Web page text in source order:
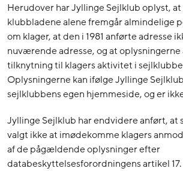
Herudover har Jyllinge Sejlklub oplyst,
klubbladene alene fremgår almindelige
om klager, at den i 1981 anførte adresse
nuværende adresse, og at
tilknytning til klagers aktivitet i
Oplysningerne kan ifølge Jyllinge
sejlklubbens egen hjemmeside, og er
Jyllinge Sejlklub har endvidere anført, at
valgt ikke at imødekomme klagers
af de pågældende oplysninger efter
databeskyttelsesforordningens artikel 17.